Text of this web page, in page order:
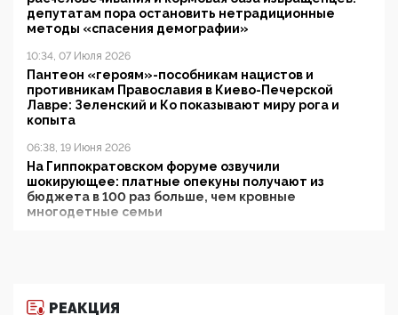
депутатам пора остановить нетрадиционные
методы «спасения демографии»
10:34, 07 Июля 2026
Пантеон «героям»-пособникам нацистов и
противникам Православия в Киево-Печерской
Лавре: Зеленский и Ко показывают миру рога и
копыта
06:38, 19 Июня 2026
На Гиппократовском форуме озвучили
шокирующее: платные опекуны получают из
бюджета в 100 раз больше, чем кровные
многодетные семьи
РЕАКЦИЯ